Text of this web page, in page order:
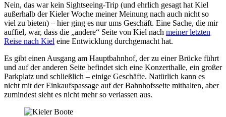
Nein, das war kein Sightseeing-Trip (und ehrlich gesagt hat Kiel
außerhalb der Kieler Woche meiner Meinung nach auch nicht so
viel zu bieten) – hier ging es nur ums Geschäft. Eine Sache, die mir
auffiel, war, dass die „andere“ Seite von Kiel nach meiner letzten
Reise nach Kiel eine Entwicklung durchgemacht hat.
Es gibt einen Ausgang am Hauptbahnhof, der zu einer Brücke führt
und auf der anderen Seite befindet sich eine Konzerthalle, ein großer
Parkplatz und schließlich – einige Geschäfte. Natürlich kann es
nicht mit der Einkaufspassage auf der Bahnhofsseite mithalten, aber
zumindest sieht es nicht mehr so verlassen aus.